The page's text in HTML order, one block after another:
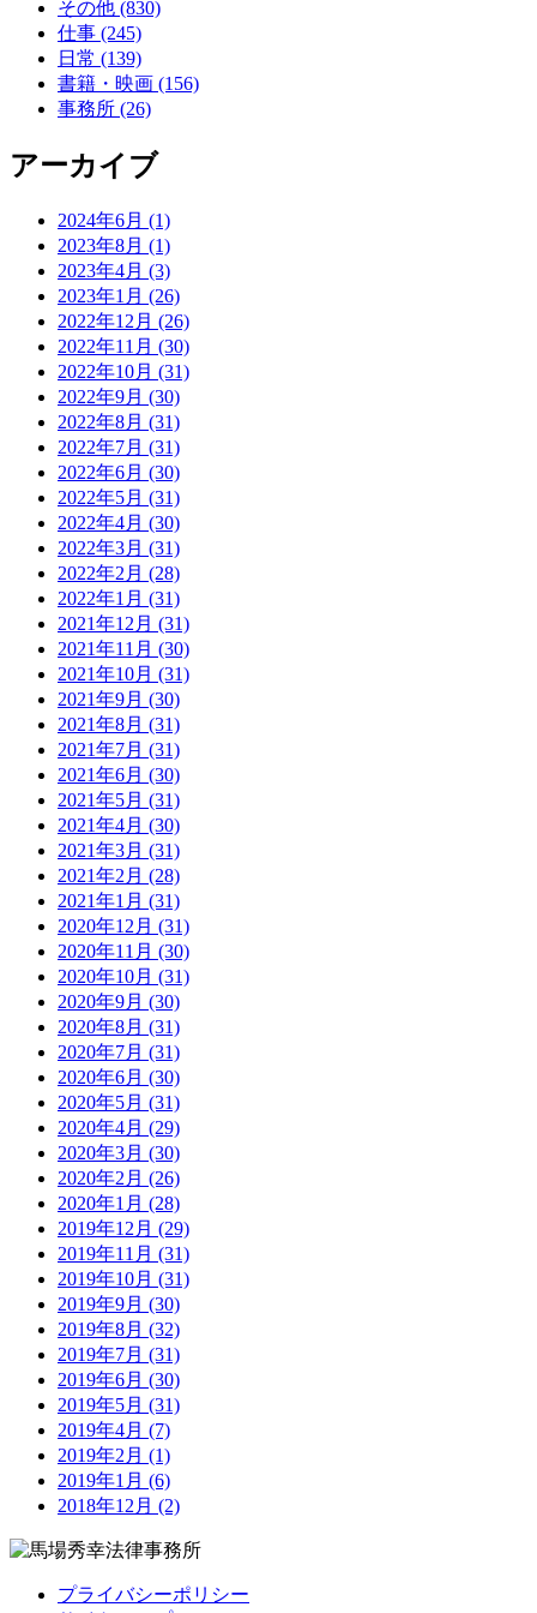
その他 (830)
仕事 (245)
日常 (139)
書籍・映画 (156)
事務所 (26)
アーカイブ
2024年6月 (1)
2023年8月 (1)
2023年4月 (3)
2023年1月 (26)
2022年12月 (26)
2022年11月 (30)
2022年10月 (31)
2022年9月 (30)
2022年8月 (31)
2022年7月 (31)
2022年6月 (30)
2022年5月 (31)
2022年4月 (30)
2022年3月 (31)
2022年2月 (28)
2022年1月 (31)
2021年12月 (31)
2021年11月 (30)
2021年10月 (31)
2021年9月 (30)
2021年8月 (31)
2021年7月 (31)
2021年6月 (30)
2021年5月 (31)
2021年4月 (30)
2021年3月 (31)
2021年2月 (28)
2021年1月 (31)
2020年12月 (31)
2020年11月 (30)
2020年10月 (31)
2020年9月 (30)
2020年8月 (31)
2020年7月 (31)
2020年6月 (30)
2020年5月 (31)
2020年4月 (29)
2020年3月 (30)
2020年2月 (26)
2020年1月 (28)
2019年12月 (29)
2019年11月 (31)
2019年10月 (31)
2019年9月 (30)
2019年8月 (32)
2019年7月 (31)
2019年6月 (30)
2019年5月 (31)
2019年4月 (7)
2019年2月 (1)
2019年1月 (6)
2018年12月 (2)
プライバシーポリシー